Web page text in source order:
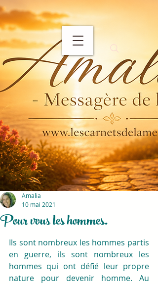
Pour vous les hommes.
Amalia
10 mai 2021
Ils sont nombreux les hommes partis
en guerre, ils sont nombreux les
hommes qui ont défié leur propre
nature pour devenir homme. Au